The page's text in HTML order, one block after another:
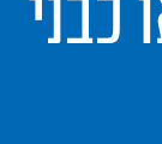
כבני